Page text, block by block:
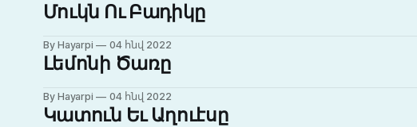
Մուկն Ու Բադիկը
By Hayarpi 04 հնվ 2022
Լեմոնի Ծառը
By Hayarpi 04 հնվ 2022
Կատուն Եւ Աղուէսը